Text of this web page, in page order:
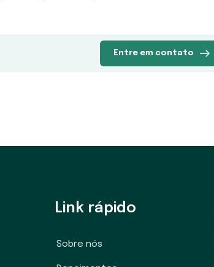
Entre em contato
Link rápido
Sobre nós